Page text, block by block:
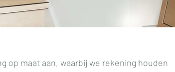
op maat aan, waarbij we rekening houden